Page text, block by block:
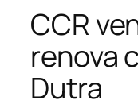
CCR
renova
Dutra